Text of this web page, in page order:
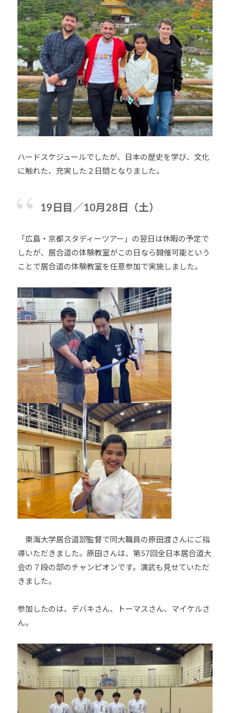
ハードスケジュールでしたが、日本の歴史を学び、文化
に触れた、充実した２日間となりました。
19日目／10月28日（土）
「広島・京都スタディーツアー」の翌日は休暇の予定で
したが、居合道の体験教室がこの日なら開催可能という
ことで居合道の体験教室を任意参加で実施しました。
東海大学居合道部監督で同大職員の原田渡さんにご指
導いただきました。原田さんは、第57回全日本居合道大
会の７段の部のチャンピオンです。演武も見せていただ
きました。
参加したのは、デバキさん、トーマスさん、マイケルさ
ん。